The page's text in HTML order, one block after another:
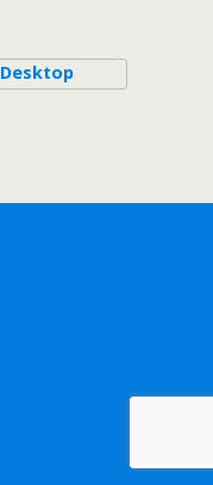
Desktop